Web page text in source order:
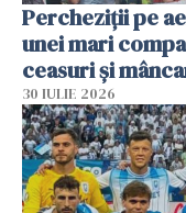
Percheziții pe
unei mari
ceasuri și
30 IULIE 2026